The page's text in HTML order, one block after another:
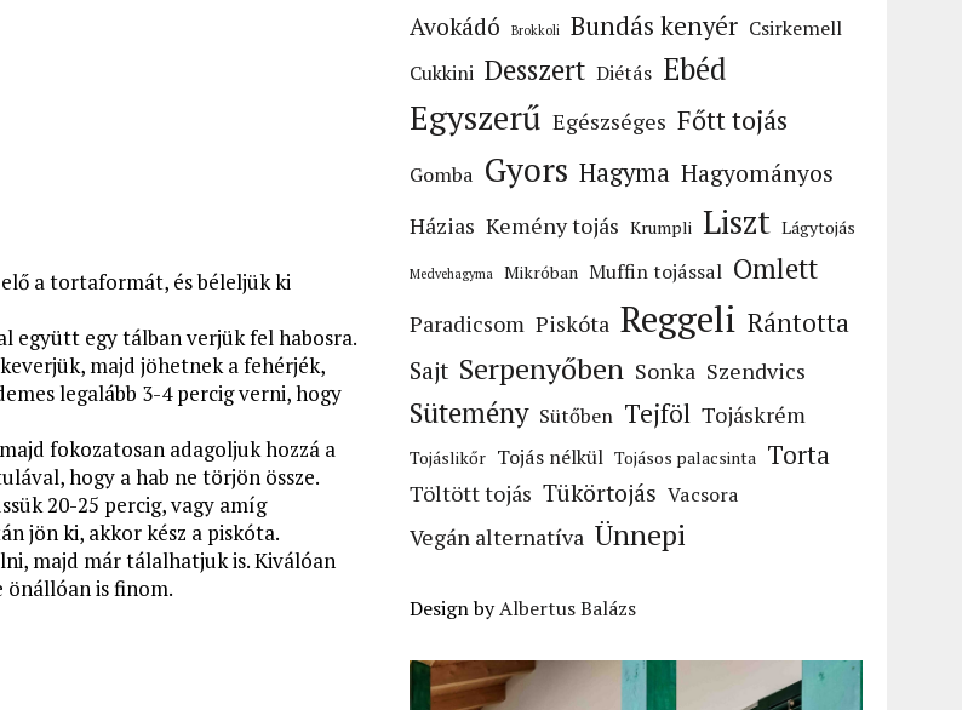
a tortaformát, és béleljük ki
együtt egy tálban verjük fel habosra.
majd jöhetnek a fehérjék,
legalább 3-4 percig verni, hogy
fokozatosan adagoljuk hozzá a
hogy a hab ne törjön össze.
20-25 percig, vagy amíg
jön ki, akkor kész a piskóta.
majd már tálalhatjuk is. Kiválóan
önállóan is finom.
Avokádó Brokkoli Bundás kenyér Csirkemell
Cukkini Desszert Diétás Ebéd
Egyszerű Egészséges Főtt tojás
Gomba Gyors Hagyma Hagyományos
Házias Kemény tojás Krumpli Liszt Lágytojás
Medvehagyma Mikróban Muffin tojással Omlett
Paradicsom Piskóta Reggeli Rántotta
Sajt Serpenyőben Sonka Szendvics
Sütemény Sütőben Tejföl Tojáskrém
Tojáslikőr Tojás nélkül Tojásos palacsinta Torta
Töltött tojás Tükörtojás Vacsora
Vegán alternatíva Ünnepi
Design byAlbertus Balázs